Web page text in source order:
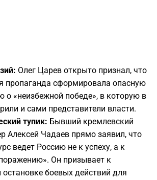
Олег Царев открыто признал, что
пропаганда сформировала опасную
о «неизбежной победе», в которую в
и сами представители власти.
тупик: Бывший кремлевский
Алексей Чадаев прямо заявил, что
ведет Россию не к успеху, а к
Он призывает к
остановке боевых действий для